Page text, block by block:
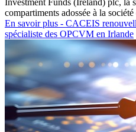
compartiments adossée à la
En savoir plus - CACEIS
spécialiste des OPCVM en Irlande